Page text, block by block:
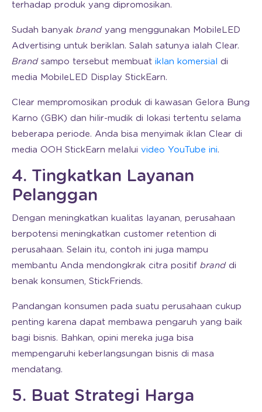
terhadap produk yang dipromosikan.
Sudah banyak brand yang menggunakan MobileLED
Advertising untuk beriklan. Salah satunya ialah Clear.
Brand sampo tersebut membuat iklan komersial di
media MobileLED Display StickEarn.
Clear mempromosikan produk di kawasan Gelora Bung
Karno (GBK) dan hilir-mudik di lokasi tertentu selama
beberapa periode. Anda bisa menyimak iklan Clear di
media OOH StickEarn melalui video YouTube ini.
4. Tingkatkan Layanan
Pelanggan
Dengan meningkatkan kualitas layanan, perusahaan
berpotensi meningkatkan customer retention di
perusahaan. Selain itu, contoh ini juga mampu
membantu Anda mendongkrak citra positif brand di
benak konsumen, StickFriends.
Pandangan konsumen pada suatu perusahaan cukup
penting karena dapat membawa pengaruh yang baik
bagi bisnis. Bahkan, opini mereka juga bisa
mempengaruhi keberlangsungan bisnis di masa
mendatang.
5. Buat Strategi Harga